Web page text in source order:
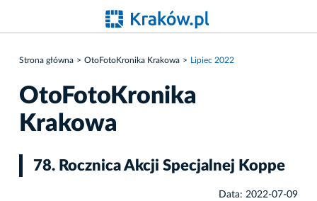
Strona główna OtoFotoKronika Krakowa Lipiec 2022
OtoFotoKronika
Krakowa
78. Rocznica Akcji Specjalnej Koppe
Data: 2022-07-09